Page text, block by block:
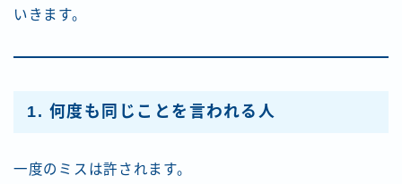
いきます。
1. 何度も同じことを言われる人
一度のミスは許されます。